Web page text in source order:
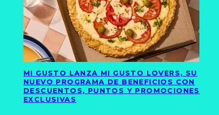
MI GUSTO LANZA MI GUSTO LOVERS, SU
NUEVO PROGRAMA DE BENEFICIOS CON
DESCUENTOS, PUNTOS Y PROMOCIONES
EXCLUSIVAS